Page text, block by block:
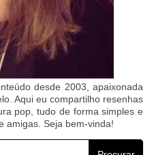
desde 2003, apaixonada
Aqui eu compartilho resenhas
pop, tudo de forma simples e
amigas. Seja bem-vinda!